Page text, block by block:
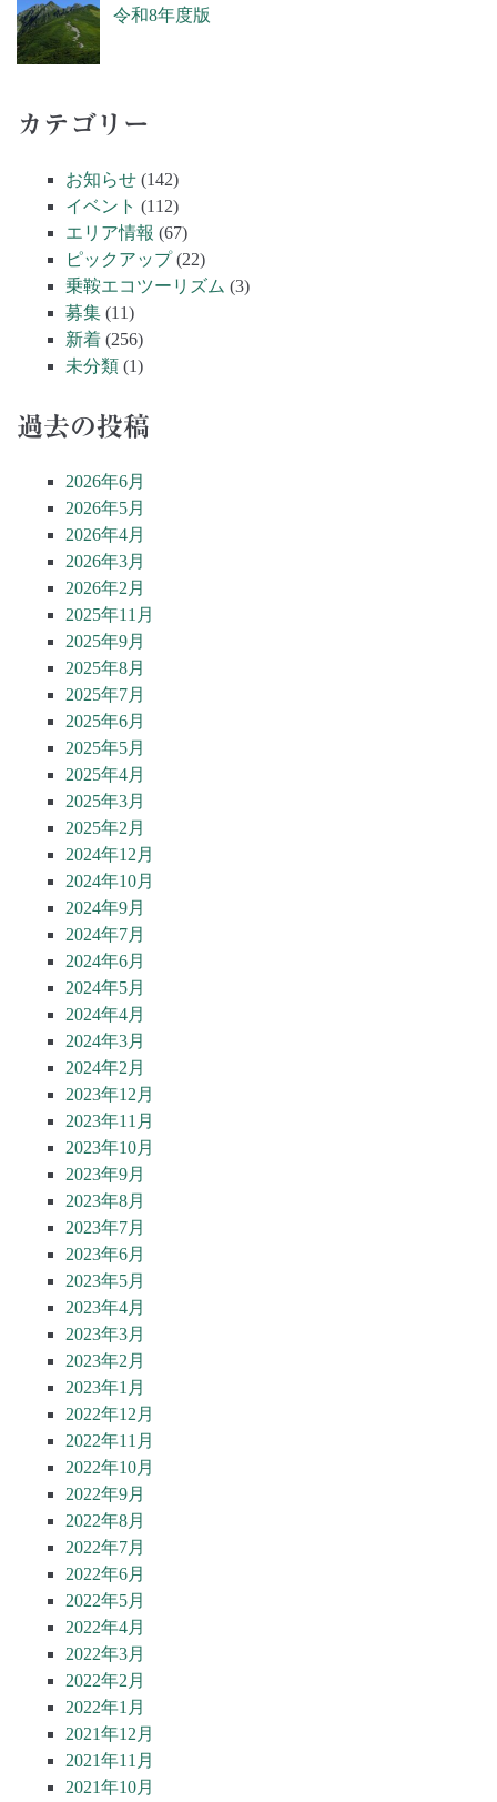
令和8年度版
カテゴリー
お知らせ (142)
イベント (112)
エリア情報 (67)
ピックアップ(22)
乗鞍エコツーリズム (3)
募集 (11)
新着 (256)
未分類 (1)
過去の投稿
2026年6月
2026年5月
2026年4月
2026年3月
2026年2月
2025年11月
2025年9月
2025年8月
2025年7月
2025年6月
2025年5月
2025年4月
2025年3月
2025年2月
2024年12月
2024年10月
2024年9月
2024年7月
2024年6月
2024年5月
2024年4月
2024年3月
2024年2月
2023年12月
2023年11月
2023年10月
2023年9月
2023年8月
2023年7月
2023年6月
2023年5月
2023年4月
2023年3月
2023年2月
2023年1月
2022年12月
2022年11月
2022年10月
2022年9月
2022年8月
2022年7月
2022年6月
2022年5月
2022年4月
2022年3月
2022年2月
2022年1月
2021年12月
2021年11月
2021年10月